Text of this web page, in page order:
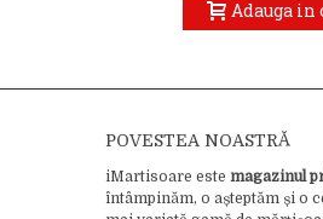
Adauga in
POVESTEA NOASTRĂ
iMartisoare este magazinul
întâmpinăm, o așteptăm și o